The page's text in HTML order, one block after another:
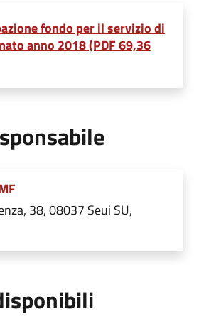
fondo per il servizio di
anno 2018 (PDF 69,36
38, 08037 Seui SU,